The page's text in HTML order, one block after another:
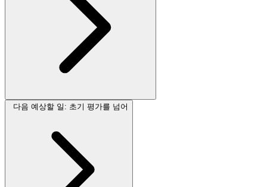
다음 예상할 일: 초기 평가를 넘어